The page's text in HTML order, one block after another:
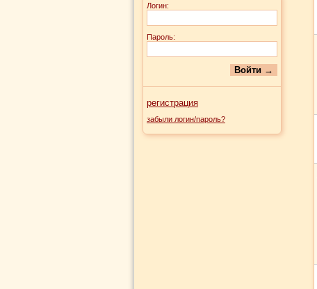
Логин:
Пароль:
регистрация
забыли логин/пароль?